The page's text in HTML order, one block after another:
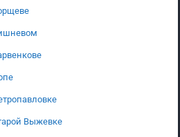
Выжевке